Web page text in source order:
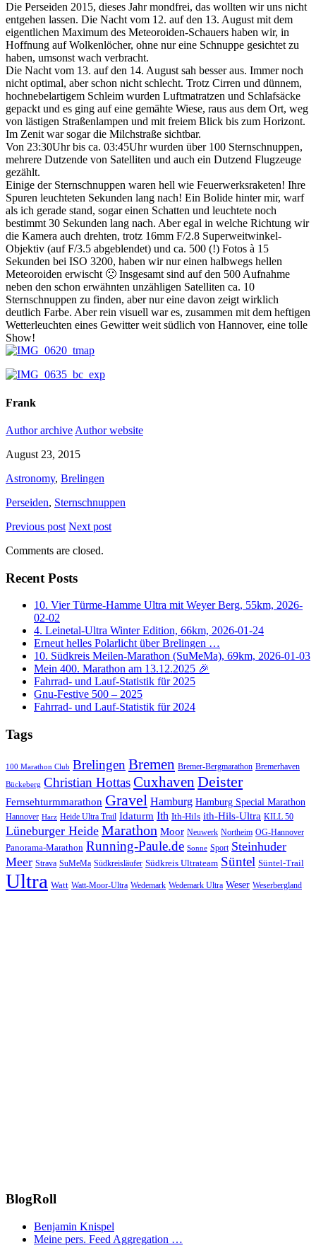
Die Perseiden 2015, dieses Jahr mondfrei, das wollten wir uns nicht
entgehen lassen. Die Nacht vom 12. auf den 13. August mit dem
eigentlichen Maximum des Meteoroiden-Schauers haben wir, in
Hoffnung auf Wolkenlöcher, ohne nur eine Schnuppe gesichtet zu
haben, umsonst wach verbracht.
Die Nacht vom 13. auf den 14. August sah besser aus. Immer noch
nicht optimal, aber schon nicht schlecht. Trotz Cirren und dünnem,
hochnebelartigem Schleim wurden Luftmatratzen und Schlafsäcke
gepackt und es ging auf eine gemähte Wiese, raus aus dem Ort, weg
von lästigen Straßenlampen und mit freiem Blick bis zum Horizont.
Im Zenit war sogar die Milchstraße sichtbar.
Von 23:30Uhr bis ca. 03:45Uhr wurden über 100 Sternschnuppen,
mehrere Dutzende von Satelliten und auch ein Dutzend Flugzeuge
gezählt.
Einige der Sternschnuppen waren hell wie Feuerwerksraketen! Ihre
Spuren leuchteten Sekunden lang nach! Ein Bolide hinter mir, warf
als ich gerade stand, sogar einen Schatten und leuchtete noch
bestimmt 30 Sekunden lang nach. Aber egal in welche Richtung wir
die Kamera auch drehten, trotz 16mm F/2.8 Superweitwinkel-
Objektiv (auf F/3.5 abgeblendet) und ca. 500 (!) Fotos à 15
Sekunden bei ISO 3200, haben wir nur einen halbwegs hellen
Meteoroiden erwischt 🙁 Insgesamt sind auf den 500 Aufnahme
neben den schon erwähnten unzähligen Satelliten ca. 10
Sternschnuppen zu finden, aber nur eine davon zeigt wirklich
deutlich Farbe. Aber rein visuell war es, zusammen mit dem heftigen
Wetterleuchten eines Gewitter weit südlich von Hannover, eine tolle
Show!
Frank
Author archive Author website
August 23, 2015
Astronomy, Brelingen
Perseiden, Sternschnuppen
Previous post Next post
Comments are closed.
Recent Posts
10. Vier Türme-Hamme Ultra mit Weyer Berg, 55km, 2026-
02-02
4. Leinetal-Ultra Winter Edition, 66km, 2026-01-24
Erneut helles Polarlicht über Brelingen …
10. Südkreis Meilen-Marathon (SuMeMa), 69km, 2026-01-03
Mein 400. Marathon am 13.12.2025 🎉
Fahrrad- und Lauf-Statistik für 2025
Gnu-Festive 500 – 2025
Fahrrad- und Lauf-Statistik für 2024
Tags
100 Marathon Club Brelingen Bremen Bremer-Bergmarathon Bremerhaven
Bückeberg Christian HottasCuxhaven Deister
Fernsehturmmarathon Gravel Hamburg Hamburg Special Marathon
Hannover Harz Heide Ultra Trail Idaturm Ith Ith-Hils ith-Hils-Ultra KILL 50
Lüneburger Heide Marathon Moor Neuwerk Northeim OG-Hannover
Panorama-Marathon Running-Paule.de Sonne Sport Steinhuder
Meer Strava SuMeMa Südkreisläufer Südkreis Ultrateam Süntel Süntel-Trail
Ultra Watt Watt-Moor-Ultra Wedemark Wedemark Ultra Weser Weserbergland
BlogRoll
Benjamin Knispel
Meine pers. Feed Aggregation …